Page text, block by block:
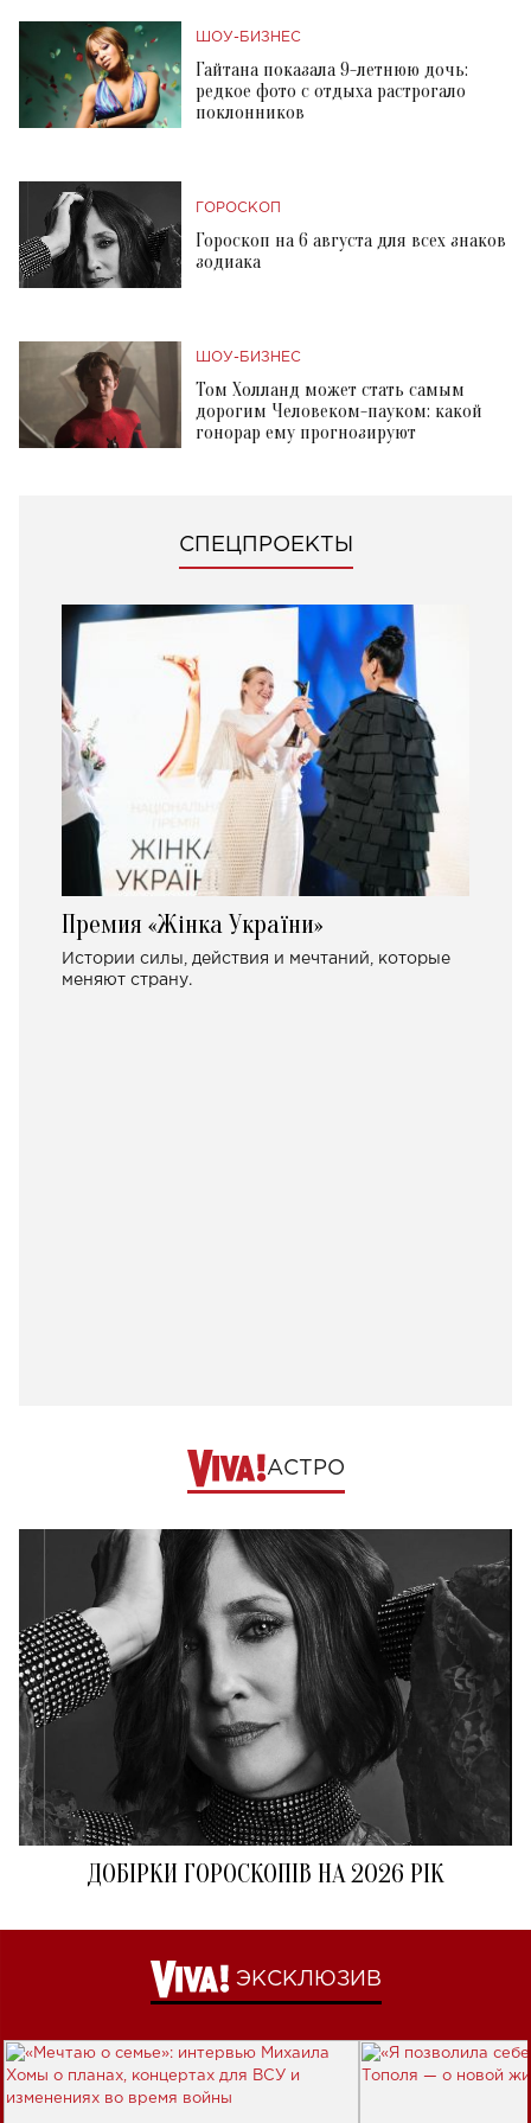
ШОУ-БИЗНЕС
Гайтана показала 9-летнюю дочь:
редкое фото с отдыха растрогало
поклонников
ГОРОСКОП
Гороскоп на 6 августа для всех знаков
зодиака
ШОУ-БИЗНЕС
Том Холланд может стать самым
дорогим Человеком-пауком: какой
гонорар ему прогнозируют
СПЕЦПРОЕКТЫ
Премия «Жінка України»
Истории силы, действия и мечтаний, которые
меняют страну.
АСТРО
ДОБІРКИ ГОРОСКОПІВ НА 2026 РІК
ЭКСКЛЮЗИВ